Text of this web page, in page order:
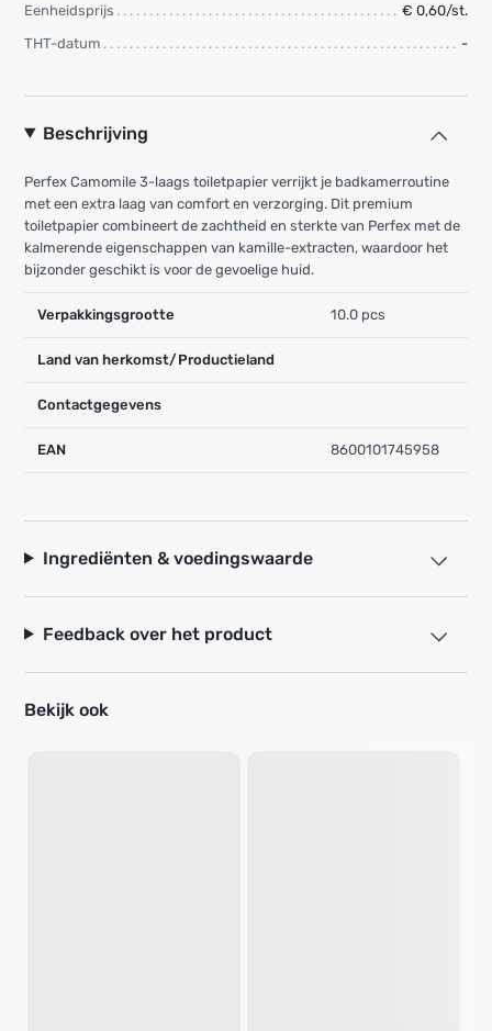
Eenheidsprijs
€ 0,60/st.
THT-datum
-
Beschrijving
Perfex Camomile 3-laags toiletpapier verrijkt je badkamerroutine
met een extra laag van comfort en verzorging. Dit premium
toiletpapier combineert de zachtheid en sterkte van Perfex met de
kalmerende eigenschappen van kamille-extracten, waardoor het
bijzonder geschikt is voor de gevoelige huid.
Verpakkingsgrootte 10.0 pcs
Land van herkomst/Productieland
Contactgegevens
EAN 8600101745958
Ingrediënten & voedingswaarde
Feedback over het product
Bekijk ook